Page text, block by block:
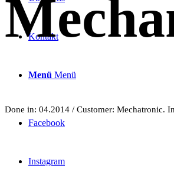
Kontakt
Menü Menü
Facebook
Instagram
Done in: 04.2014 / Customer: Mechatronic.